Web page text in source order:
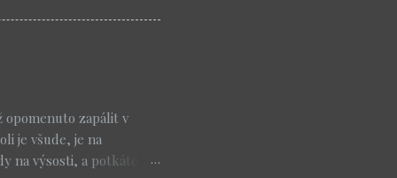
Ehrman), ne
jednu velmi vážnou
ve věčný trest.
opomenuto zapálit v
je všude, je na
na výsosti, a potkáte ho.